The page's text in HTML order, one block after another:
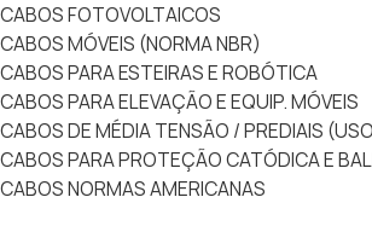
CABOS FOTOVOLTAICOS
CABOS MÓVEIS (NORMA NBR)
CABOS PARA ESTEIRAS E ROBÓTICA
CABOS PARA ELEVAÇÃO E EQUIP. MÓVEIS
CABOS DE MÉDIA TENSÃO / PREDIAIS
CABOS PARA PROTEÇÃO CATÓDICA E
CABOS NORMAS AMERICANAS